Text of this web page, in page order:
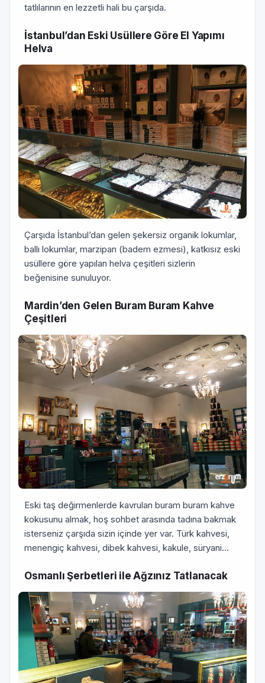
tatlılarının en lezzetli hali bu çarşıda.
İstanbul’dan Eski Usüllere Göre El Yapımı
Helva
Çarşıda İstanbul’dan gelen şekersiz organik lokumlar,
ballı lokumlar, marzipan (badem ezmesi), katkısız eski
usüllere göre yapılan helva çeşitleri sizlerin
beğenisine sunuluyor.
Mardin’den Gelen Buram Buram Kahve
Çeşitleri
Eski taş değirmenlerde kavrulan buram buram kahve
kokusunu almak, hoş sohbet arasında tadına bakmak
isterseniz çarşıda sizin içinde yer var. Türk kahvesi,
menengiç kahvesi, dibek kahvesi, kakule, süryani...
Osmanlı Şerbetleri ile Ağzınız Tatlanacak